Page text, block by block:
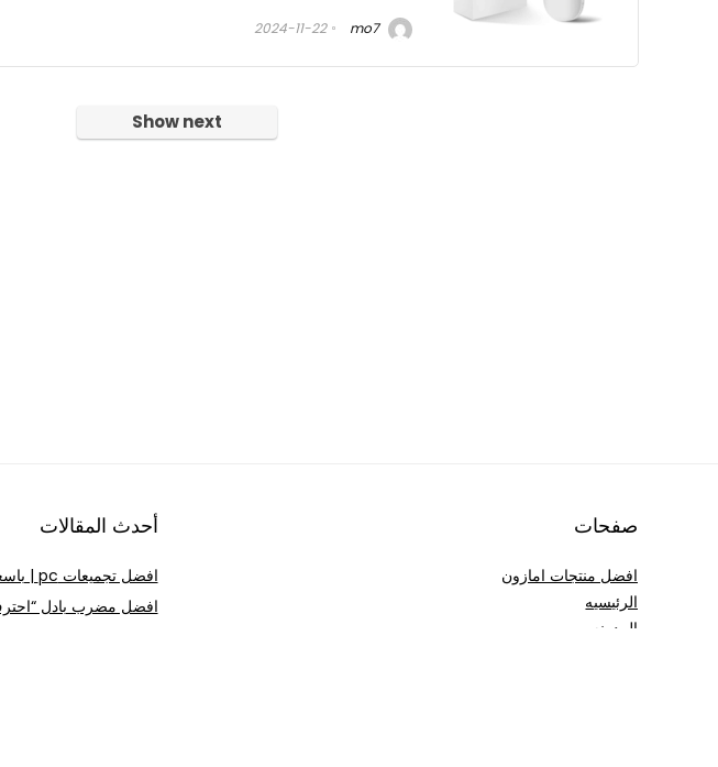
mo7
2024-11-22
Show next
صفحات
افضل منتجات امازون
الرئيسيه
المدونه
أحدث المقالات
افضل تجميعات pc | باسعار مناسبة
افضل مضرب بادل